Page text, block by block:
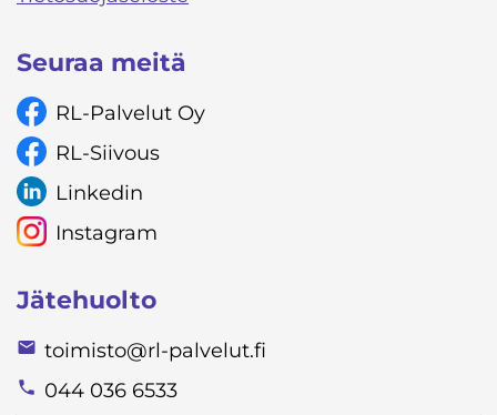
Seuraa meitä
RL-Palvelut Oy
RL-Siivous
Linkedin
Instagram
Jätehuolto
toimisto@rl-palvelut.fi
044 036 6533